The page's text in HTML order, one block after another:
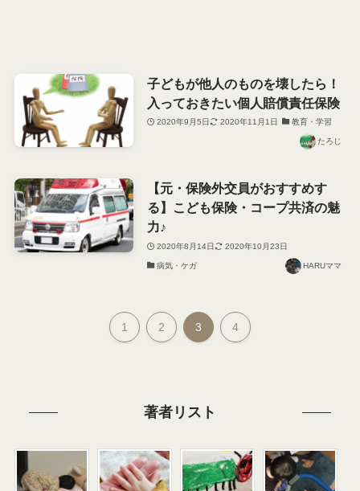
子どもが他人のものを壊したら！
入っておきたい個人賠償責任保険
2020年9月5日 2020年11月1日 教育・学習
たろじ
【元・保険外交員がおすすめす
る】こども保険・コープ共済の魅
力♪
2020年8月14日 2020年10月23日
病気・ケガ HARUママ
1 2 3 4
著者リスト